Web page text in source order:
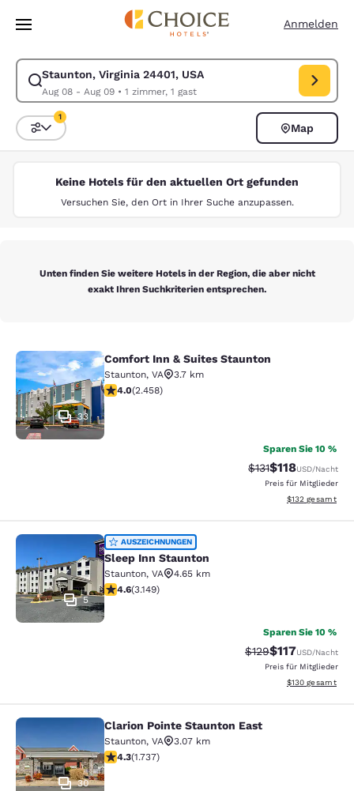
Weiter Zu Hauptinhalt
Anmelden
Staunton, Virginia 24401, USA
Aug 08 - Aug 09• 1 zimmer, 1 gast
Suche für Staunton, Virginia 24401, USA ändern. Check-in-Datum Aug
Sortieren und Filtern,
1
Map
Keine Hotels für den aktuellen Ort gefunden
Versuchen Sie, den Ort in Ihrer Suche anzupassen.
Unten finden Sie weitere Hotels in der Region, die aber nicht
exakt Ihren Suchkriterien entsprechen.
Comfort Inn & Suites Staunton
33
Comfort Inn & Suites Staunton
Staunton, VA
3.7 km
3.96-Sterne-Bewertung. Gut. 2458 Bewertungen
4.0(2.458)
Sparen Sie 10 %
Durchgestrichener
$131Vergünstigter
$118USD/Nacht
Preis für Mitglieder
Geschätzte
$132 gesamt
Sleep Inn Staunton
5
AUSZEICHNUNGEN
Sleep Inn Staunton
Staunton, VA
4.65 km
4.57-Sterne-Bewertung. Hervorragend. 3149
4.6(3.149)
Sparen Sie 10 %
Durchgestrichener
$129Vergünstigter
$117USD/Nacht
Preis für Mitglieder
Geschätzte
$130 gesamt
Clarion Pointe Staunton East
30
Clarion Pointe Staunton East
Staunton, VA
3.07 km
4.3-Sterne-Bewertung. Hervorragend. 1737
4.3(1.737)